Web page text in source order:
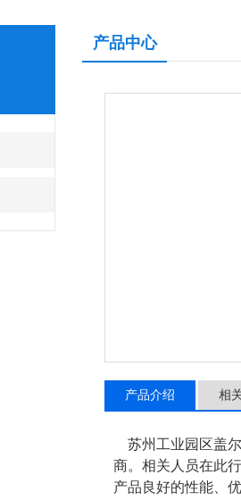
产品中心
产品介绍 相
苏州工业园区盖
商。相关人员在此
产品良好的性能、